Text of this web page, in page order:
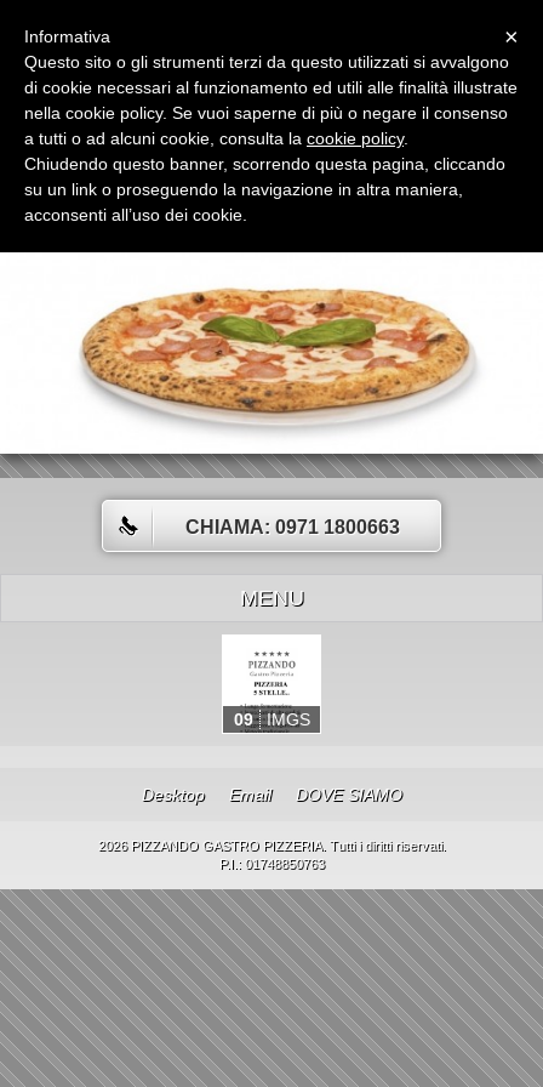
PIZZANDO GASTRO PIZZERIA
INNOVAZIONE, RICERCA, ARMONIA, ELEGANZA,,,,, CONCEPT DI
CHIAMA: 0971 1800663
MENU
09 IMGS
Desktop Email DOVE SIAMO
2026 PIZZANDO GASTRO PIZZERIA. Tutti i diritti riservati.
P.I.: 01748850763
×
Informativa
Questo sito o gli strumenti terzi da questo utilizzati si avvalgono
di cookie necessari al funzionamento ed utili alle finalità illustrate
nella cookie policy. Se vuoi saperne di più o negare il consenso
a tutti o ad alcuni cookie, consulta la cookie policy.
Chiudendo questo banner, scorrendo questa pagina, cliccando
su un link o proseguendo la navigazione in altra maniera,
acconsenti all’uso dei cookie.